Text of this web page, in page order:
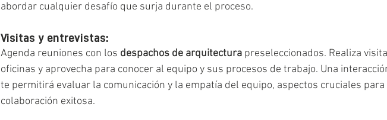
abordar cualquier desafío que surja durante el proceso.
Visitas y entrevistas:
Agenda reuniones con los despachos de arquitectura preseleccionados. Realiza
oficinas y aprovecha para conocer al equipo y sus procesos de trabajo. Una
te permitirá evaluar la comunicación y la empatía del equipo, aspectos cruciales para
colaboración exitosa.